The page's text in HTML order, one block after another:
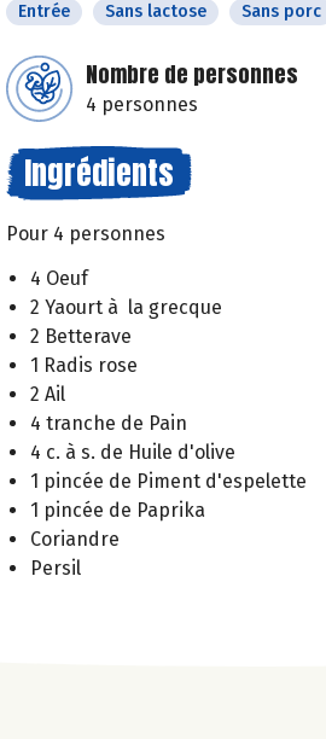
Entrée Sans lactose Sans porc
Nombre de personnes
4 personnes
Ingrédients
Pour 4 personnes
4 Oeuf
2 Yaourt à la grecque
2 Betterave
1 Radis rose
2 Ail
4 tranche de Pain
4 c. à s. de Huile d'olive
1 pincée de Piment d'espelette
1 pincée de Paprika
Coriandre
Persil